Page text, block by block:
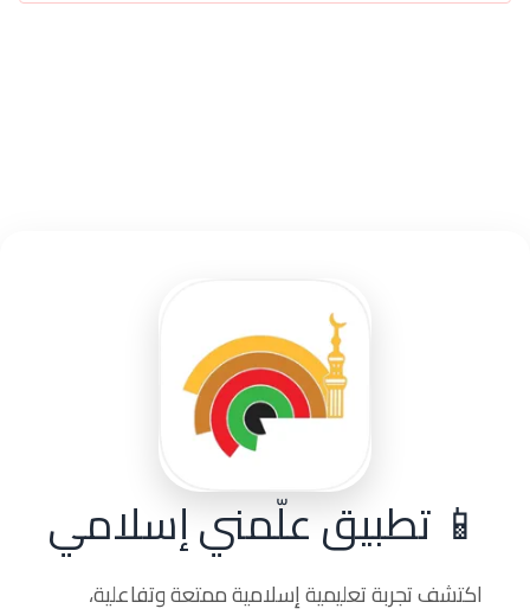
📱 تطبيق علّمني إسلامي
اكتشف تجربة تعليمية إسلامية ممتعة وتفاعلية،